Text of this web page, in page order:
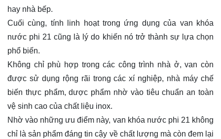
hay nhà bếp.
Cuối cùng, tính linh hoạt trong ứng dụng của van khóa
nước phi 21 cũng là lý do khiến nó trở thành sự lựa chọn
phổ biến.
Không chỉ phù hợp trong các công trình nhà ở, van còn
được sử dụng rộng rãi trong các xí nghiệp, nhà máy chế
biến thực phẩm, dược phẩm nhờ vào tiêu chuẩn an toàn
vệ sinh cao của chất liệu inox.
Nhờ vào những ưu điểm này, van khóa nước phi 21 không
chỉ là sản phẩm đáng tin cậy về chất lượng mà còn đem lại